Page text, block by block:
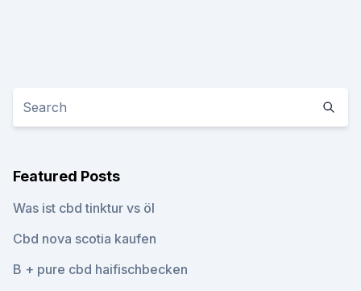
Featured Posts
Was ist cbd tinktur vs öl
Cbd nova scotia kaufen
B + pure cbd haifischbecken